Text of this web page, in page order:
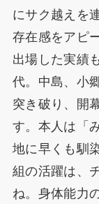
にサク越えを
存在感をアピ
出場した実績
代。中島、小
突き破り、開
す。本人は「
地に早くも馴
組の活躍は、
ね。身体能力